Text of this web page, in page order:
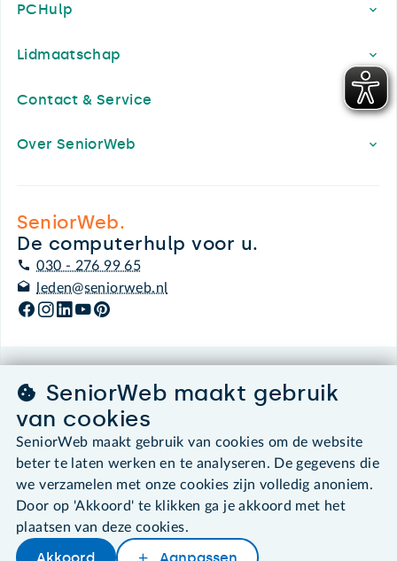
PCHulp
Lidmaatschap
Contact & Service
Over SeniorWeb
SeniorWeb.
De computerhulp voor u.
030 - 276 99 65
leden@seniorweb.nl
©2026 SeniorWeb
Algemene voorwaarden
Cookies en cookie-instellingen
Disclaimer
Privacybeleid
About SeniorWeb
SeniorWeb maakt gebruik
van cookies
SeniorWeb maakt gebruik van cookies om de website
beter te laten werken en te analyseren. De gegevens die
we verzamelen met onze cookies zijn volledig anoniem.
Door op 'Akkoord' te klikken ga je akkoord met het
plaatsen van deze cookies.
Akkoord Aanpassen